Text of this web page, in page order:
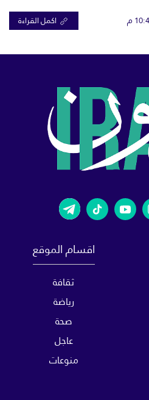
اكمل القراءة
اقسام الموقع
ثقافة
رياضة
صحة
عاجل
منوعات